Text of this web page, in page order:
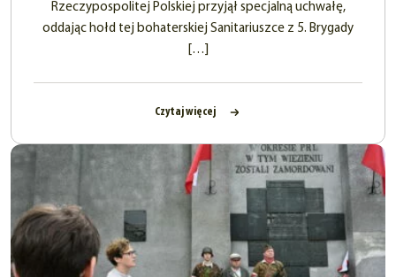
Rzeczypospolitej Polskiej przyjął specjalną uchwałę,
oddając hołd tej bohaterskiej Sanitariuszce z 5. Brygady
[…]
Czytaj więcej